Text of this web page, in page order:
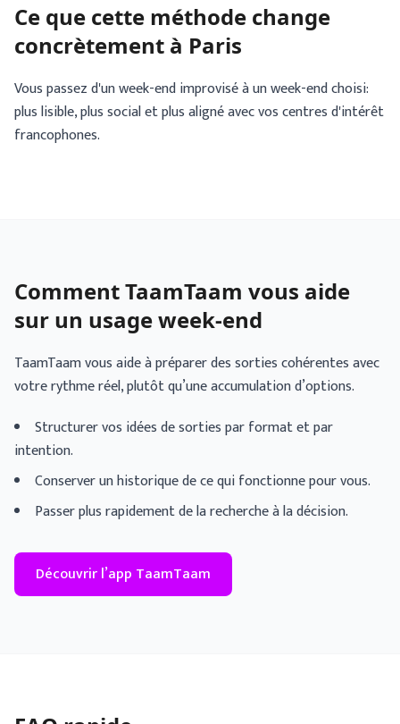
Ce que cette méthode change
concrètement à Paris
Vous passez d'un week-end improvisé à un week-end choisi:
plus lisible, plus social et plus aligné avec vos centres d'intérêt
francophones.
Comment TaamTaam vous aide
sur un usage week-end
TaamTaam vous aide à préparer des sorties cohérentes avec
votre rythme réel, plutôt qu’une accumulation d’options.
Structurer vos idées de sorties par format et par
intention.
Conserver un historique de ce qui fonctionne pour vous.
Passer plus rapidement de la recherche à la décision.
Découvrir l’app TaamTaam